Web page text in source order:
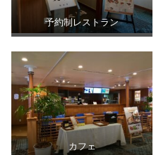
予約制レストラン
カフェ